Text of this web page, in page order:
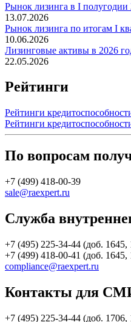
Рынок лизинга в I полугодии
13.07.2026
Рынок лизинга по итогам I
10.06.2026
Лизинговые активы в 2026
22.05.2026
Рейтинги
Рейтинги
Рейтинги
По вопросам
+7 (499) 418-00-39
sale@raexpert.ru
Служба
+7 (495) 225-34-44 (доб. 1645,
+7 (499) 418-00-41 (доб. 1645,
compliance@raexpert.ru
Контакты для
+7 (495) 225-34-44 (доб. 1706,